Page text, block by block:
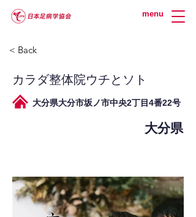
menu
< Back
カラダ整体院ウチとソト
大分県大分市坂ノ市中央2丁目4番22号
大分県